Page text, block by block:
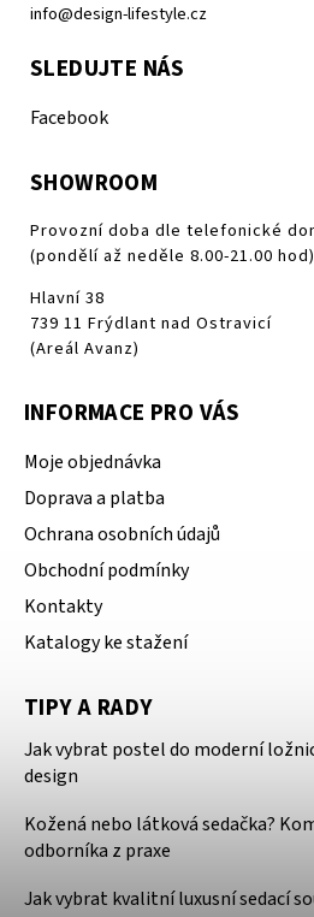
info@design-lifestyle.cz
SLEDUJTE NÁS
Facebook
SHOWROOM
Provozní doba dle telefonické
(pondělí až neděle 8.00-21.00 hod)
Hlavní 38
739 11 Frýdlant nad Ostravicí
(Areál Avanz)
INFORMACE PRO VÁS
Moje objednávka
Doprava a platba
Ochrana osobních údajů
Obchodní podmínky
Kontakty
Katalogy ke stažení
TIPY A RADY
Jak vybrat postel do moderní
design
Kožená nebo látková sedačka?
odborníka z praxe
Jak vybrat kvalitní luxusní sedací